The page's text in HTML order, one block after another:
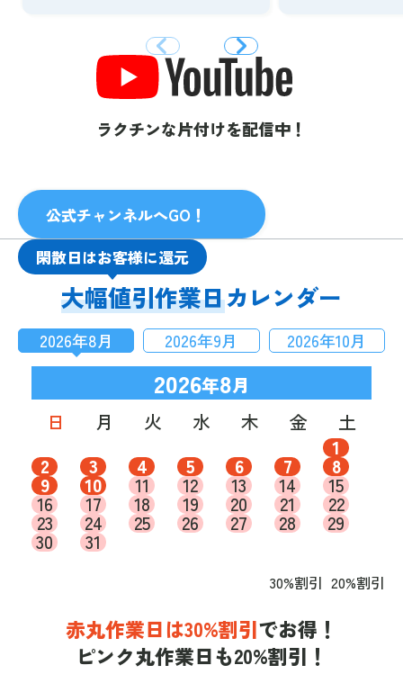
ラクチンな片付けを配信中！
公式チャンネルへGO！
閑散日はお客様に還元
大幅値引作業日カレンダー
2026年8月 2026年9月 2026年10月
2026年8月
日
月 火 水 木 金
土
1
2 3 4 5 6 7 8
9 10 11 12 13 14 15
16 17 18 19 20 21 22
23 24 25 26 27 28 29
30 31
30%割引 20%割引
赤丸作業日は30%割引でお得！
ピンク丸作業日も20%割引！